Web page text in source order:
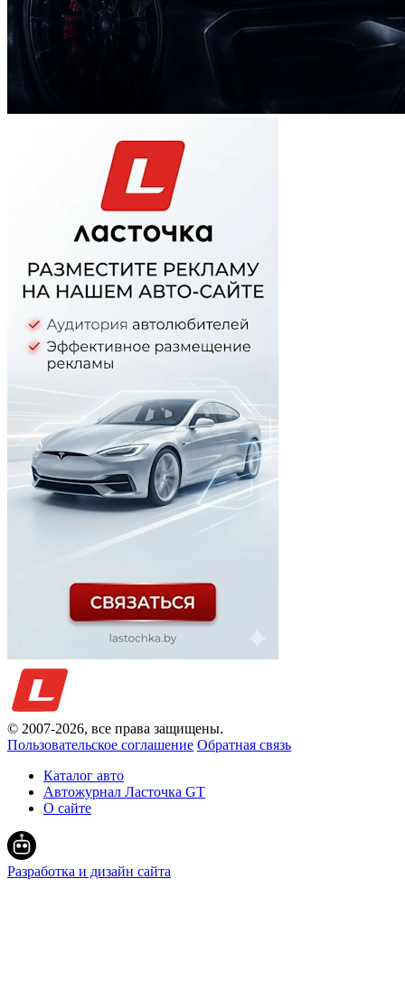
© 2007-2026, все права защищены.
Пользовательское соглашение Обратная связь
Каталог авто
Автожурнал Ласточка GT
О сайте
Разработка и дизайн сайта